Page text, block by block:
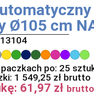
Ø105 cm
po: 25
1 549,25 zł brutto
61,97 zł